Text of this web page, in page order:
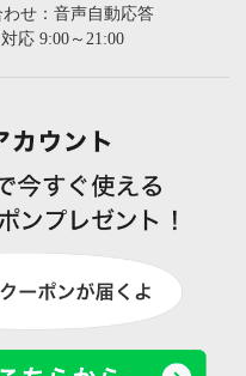
せ：音声自動応答
応 9:00～21:00